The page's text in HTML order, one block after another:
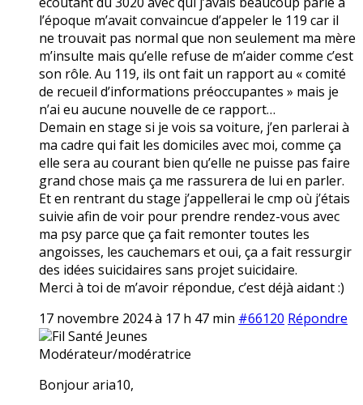
l’époque m’avait convaincue d’appeler le 119 car il
ne trouvait pas normal que non seulement ma mère
m’insulte mais qu’elle refuse de m’aider comme c’est
son rôle. Au 119, ils ont fait un rapport au « comité
de recueil d’informations préoccupantes » mais je
n’ai eu aucune nouvelle de ce rapport…
Demain en stage si je vois sa voiture, j’en parlerai à
ma cadre qui fait les domiciles avec moi, comme ça
elle sera au courant bien qu’elle ne puisse pas faire
grand chose mais ça me rassurera de lui en parler.
Et en rentrant du stage j’appellerai le cmp où j’étais
suivie afin de voir pour prendre rendez-vous avec
ma psy parce que ça fait remonter toutes les
angoisses, les cauchemars et oui, ça a fait ressurgir
des idées suicidaires sans projet suicidaire.
Merci à toi de m’avoir répondue, c’est déjà aidant :)
17 novembre 2024 à 17 h 47 min #66120 Répondre
Fil Santé Jeunes
Modérateur/modératrice
Bonjour aria10,